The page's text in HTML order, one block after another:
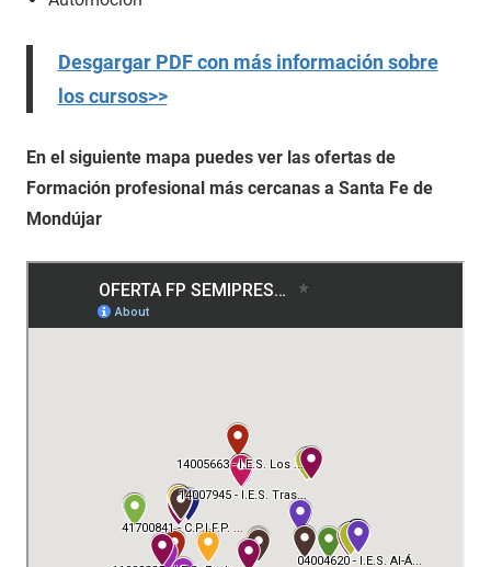
Desgargar PDF con más información sobre
los cursos>>
En el siguiente mapa puedes ver las ofertas de
Formación profesional más cercanas a Santa Fe de
Mondújar